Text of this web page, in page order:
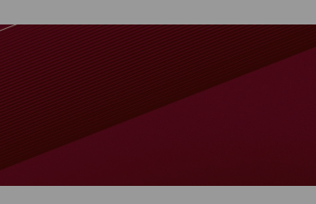
Zapomenuté
Soudky
Ostatní